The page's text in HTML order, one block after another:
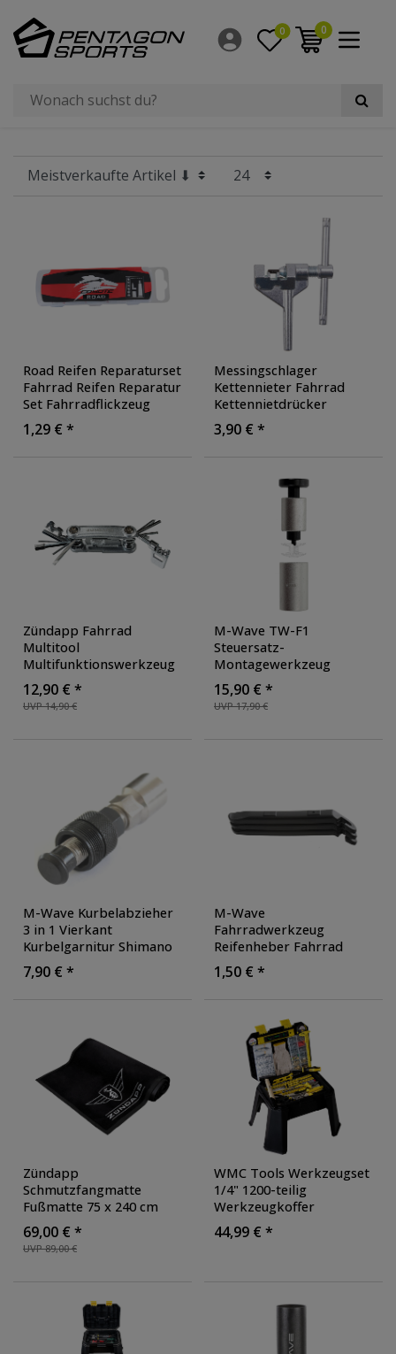
0 0
Filter
×
Road Reifen Reparaturset
Fahrrad Reifen Reparatur
Set Fahrradflickzeug
Reifenflickzeug für
Rennrad Road Bike
1,29 € *
Messingschlager
Kettennieter Fahrrad
Kettennietdrücker
Fahrradkette
Kettenwerkzeug Fahrrad
3,90 € *
Zündapp Fahrrad
Multitool
Multifunktionswerkzeug
Fahrradwerkzeug
Minitool 16 Funktionen
Fahrradreparatur
UVP 14,90 €
12,90 € *
M-Wave TW-F1
Steuersatz-
Montagewerkzeug
Einschlaghilfe für Kralle 1
1/8 Zoll Ahead Fahrrad
UVP 17,90 €
15,90 € *
M-Wave Kurbelabzieher
3 in 1 Vierkant
Kurbelgarnitur Shimano
Octalink
Isis Kurbelradgarnitur
7,90 € *
M-Wave
Fahrradwerkzeug
Reifenheber Fahrrad
Heber Felgenheber
Fahrradreifenheber Set
1,50 € *
Zündapp
Schmutzfangmatte
Fußmatte 75 x 240 cm
innen oder außen
Teppich Sauberlaufmatte
Matte Haustür Werkstatt
schwarz/weiß
UVP 89,00 €
69,00 € *
WMC Tools Werkzeugset
1/4" 1200-teilig
Werkzeugkoffer
Werkzeug Hocker
Tritthocker Heimwerker
44,99 € *